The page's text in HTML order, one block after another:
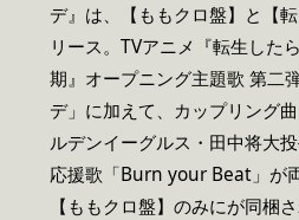
デ』は、【ももクロ盤】と【
リース。TVアニメ『転生した
期』オープニング主題歌 第二
デ」に加えて、カップリング
ルデンイーグルス・田中将大
応援歌「Burn your Beat」が
【ももクロ盤】のみにが同梱